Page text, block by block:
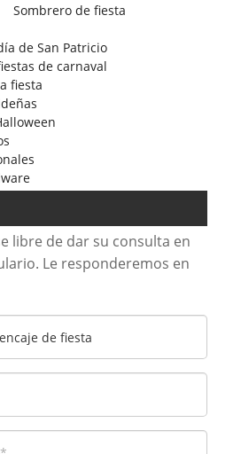
Sombrero de fiesta
de San Patricio
de carnaval
fiesta
libre de dar su consulta en
Le responderemos en